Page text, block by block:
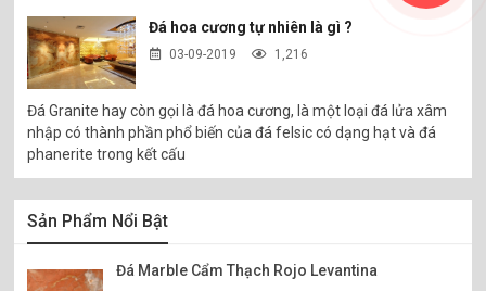
Đá hoa cương tự nhiên là gì ?
03-09-2019 1,216
Đá Granite hay còn gọi là đá hoa cương, là một loại đá lửa xâm
nhập có thành phần phổ biến của đá felsic có dạng hạt và đá
phanerite trong kết cấu
Sản Phẩm Nổi Bật
Đá Marble Cẩm Thạch Rojo Levantina